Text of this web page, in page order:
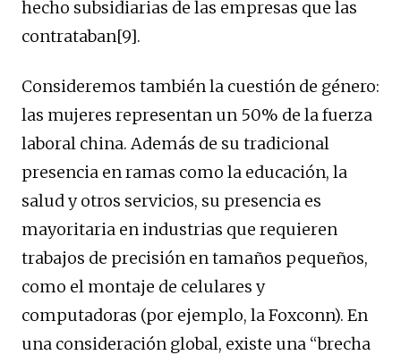
hecho subsidiarias de las empresas que las
contrataban[9].
Consideremos también la cuestión de género:
las mujeres representan un 50% de la fuerza
laboral china. Además de su tradicional
presencia en ramas como la educación, la
salud y otros servicios, su presencia es
mayoritaria en industrias que requieren
trabajos de precisión en tamaños pequeños,
como el montaje de celulares y
computadoras (por ejemplo, la Foxconn). En
una consideración global, existe una “brecha